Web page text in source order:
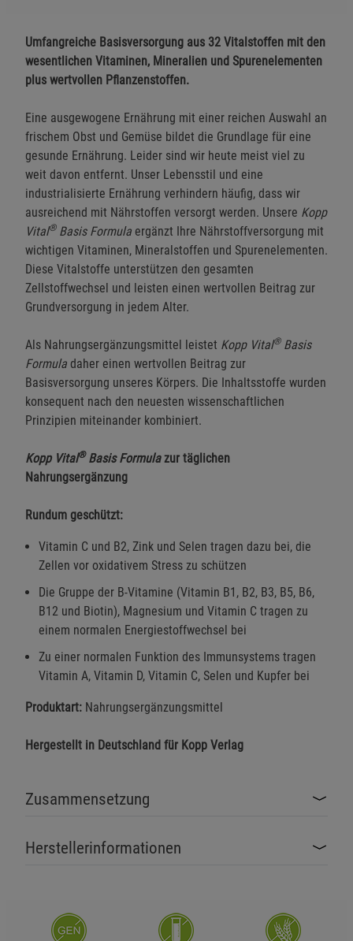
Umfangreiche Basisversorgung aus 32 Vitalstoffen mit den
wesentlichen Vitaminen, Mineralien und Spurenelementen
plus wertvollen Pflanzenstoffen.
Eine ausgewogene Ernährung mit einer reichen Auswahl an
frischem Obst und Gemüse bildet die Grundlage für eine
gesunde Ernährung. Leider sind wir heute meist viel zu
weit davon entfernt. Unser Lebensstil und eine
industrialisierte Ernährung verhindern häufig, dass wir
ausreichend mit Nährstoffen versorgt werden. Unsere Kopp
Vital®Basis Formula ergänzt Ihre Nährstoffversorgung mit
wichtigen Vitaminen, Mineralstoffen und Spurenelementen.
Diese Vitalstoffe unterstützen den gesamten
Zellstoffwechsel und leisten einen wertvollen Beitrag zur
Grundversorgung in jedem Alter.
Als Nahrungsergänzungsmittel leistet Kopp Vital®Basis
Formula daher einen wertvollen Beitrag zur
Basisversorgung unseres Körpers. Die Inhaltsstoffe wurden
konsequent nach den neuesten wissenschaftlichen
Prinzipien miteinander kombiniert.
Kopp Vital®Basis Formulazur täglichen
Nahrungsergänzung
Rundum geschützt:
Vitamin C und B2, Zink und Selen tragen dazu bei, die
Zellen vor oxidativem Stress zu schützen
Die Gruppe der B-Vitamine (Vitamin B1, B2, B3, B5, B6,
B12 und Biotin), Magnesium und Vitamin C tragen zu
einem normalen Energiestoffwechsel bei
Zu einer normalen Funktion des Immunsystems tragen
Vitamin A, Vitamin D, Vitamin C, Selen und Kupfer bei
Produktart: Nahrungsergänzungsmittel
Hergestellt in Deutschland für Kopp Verlag
Zusammensetzung
Herstellerinformationen